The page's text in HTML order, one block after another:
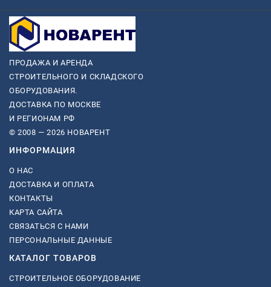
ПРОДАЖА И АРЕНДА
СТРОИТЕЛЬНОГО И СКЛАДСКОГО
ОБОРУДОВАНИЯ.
ДОСТАВКА ПО МОСКВЕ
И РЕГИОНАМ РФ
© 2008 — 2026 НОВАРЕНТ
ИНФОРМАЦИЯ
О НАС
ДОСТАВКА И ОПЛАТА
КОНТАКТЫ
КАРТА САЙТА
СВЯЗАТЬСЯ С НАМИ
ПЕРСОНАЛЬНЫЕ ДАННЫЕ
КАТАЛОГ ТОВАРОВ
СТРОИТЕЛЬНОЕ ОБОРУДОВАНИЕ